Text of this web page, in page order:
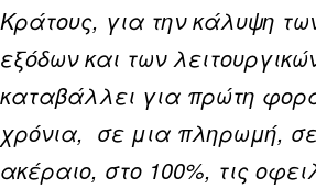
Κράτους, για την κάλυψη των
εξόδων και των
καταβάλλει για πρώτη
χρόνια, σε μια πληρωμή,
ακέραιο, στο 100%, τις